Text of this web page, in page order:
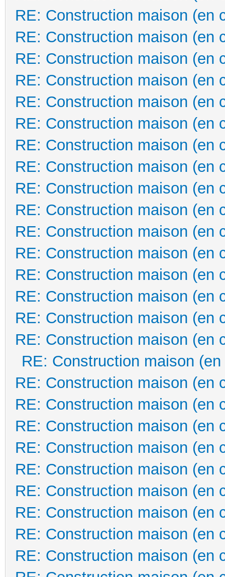
RE: Construction maison (en
RE: Construction maison (en
RE: Construction maison (en
RE: Construction maison (en
RE: Construction maison (en
RE: Construction maison (en
RE: Construction maison (en
RE: Construction maison (en
RE: Construction maison (en
RE: Construction maison (en
RE: Construction maison (en
RE: Construction maison (en
RE: Construction maison (en
RE: Construction maison (en
RE: Construction maison (en
RE: Construction maison (en
RE: Construction maison
RE: Construction maison (en
RE: Construction maison (en
RE: Construction maison (en
RE: Construction maison (en
RE: Construction maison (en
RE: Construction maison (en
RE: Construction maison (en
RE: Construction maison (en
RE: Construction maison (en